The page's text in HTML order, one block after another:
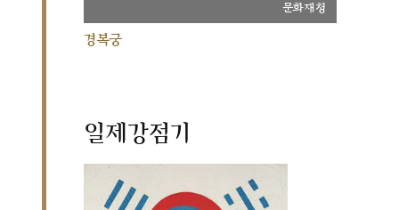
문화재청
경복궁
일제강점기